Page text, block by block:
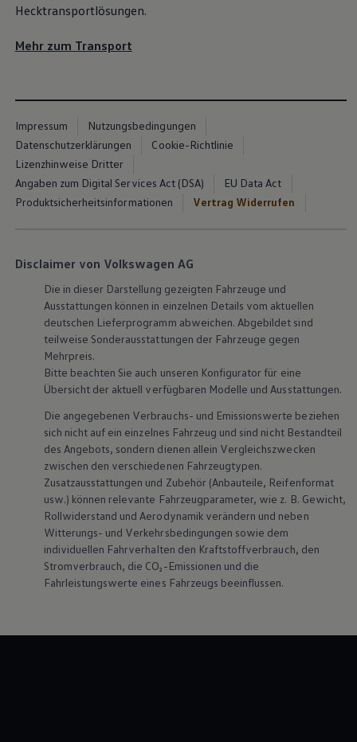
Hecktransportlösungen.
Mehr zum Transport
Impressum
Nutzungsbedingungen
Datenschutzerklärungen
Cookie-Richtlinie
Lizenzhinweise Dritter
Angaben zum Digital Services Act (DSA)
EU Data Act
Produktsicherheitsinformationen
Vertrag Widerrufen
Disclaimer von Volkswagen AG
Die in dieser Darstellung gezeigten Fahrzeuge und
Ausstattungen können in einzelnen Details vom aktuellen
deutschen Lieferprogramm abweichen. Abgebildet sind
teilweise Sonderausstattungen der Fahrzeuge gegen
Mehrpreis.
Bitte beachten Sie auch unseren Konfigurator für eine
Übersicht der aktuell verfügbaren Modelle und Ausstattungen.
Die angegebenen Verbrauchs- und Emissionswerte beziehen
sich nicht auf ein einzelnes Fahrzeug und sind nicht Bestandteil
des Angebots, sondern dienen allein Vergleichszwecken
zwischen den verschiedenen Fahrzeugtypen.
Zusatzausstattungen und Zubehör (Anbauteile, Reifenformat
usw.) können relevante Fahrzeugparameter, wie z. B. Gewicht,
Rollwiderstand und Aerodynamik verändern und neben
Witterungs- und Verkehrsbedingungen sowie dem
individuellen Fahrverhalten den Kraftstoffverbrauch, den
Stromverbrauch, die CO₂-Emissionen und die
Fahrleistungswerte eines Fahrzeugs beeinflussen.